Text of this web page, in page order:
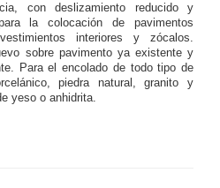
con deslizamiento reducido y
la colocación de pavimentos
interiores y zócalos.
sobre pavimento ya existente y
Para el encolado de todo tipo de
piedra natural, granito y
yeso o anhidrita.